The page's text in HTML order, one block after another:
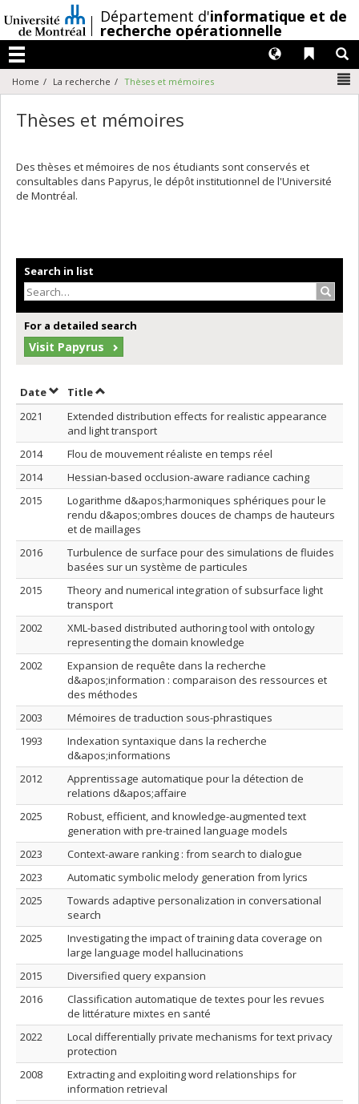
au
contenu
/Département d'informatique et de
recherche opérationnelle
Menu
Liens
Langues
Home La recherche Thèses et mémoires
Thèses et mémoires
Des thèses et mémoires de nos étudiants sont conservés et
consultables dans Papyrus, le dépôt institutionnel de l'Université
de Montréal.
Search in list
For a detailed search
Visit Papyrus
DateSort by date in descending order
TitleSort by title in descending order
2021
Extended distribution effects for realistic appearance
and light transport
2014
Flou de mouvement réaliste en temps réel
2014
Hessian-based occlusion-aware radiance caching
2015
Logarithme d&apos;harmoniques sphériques pour le
rendu d&apos;ombres douces de champs de hauteurs
et de maillages
2016
Turbulence de surface pour des simulations de fluides
basées sur un système de particules
2015
Theory and numerical integration of subsurface light
transport
2002
XML-based distributed authoring tool with ontology
representing the domain knowledge
2002
Expansion de requête dans la recherche
d&apos;information : comparaison des ressources et
des méthodes
2003
Mémoires de traduction sous-phrastiques
1993
Indexation syntaxique dans la recherche
d&apos;informations
2012
Apprentissage automatique pour la détection de
relations d&apos;affaire
2025
Robust, efficient, and knowledge-augmented text
generation with pre-trained language models
2023
Context-aware ranking : from search to dialogue
2023
Automatic symbolic melody generation from lyrics
2025
Towards adaptive personalization in conversational
search
2025
Investigating the impact of training data coverage on
large language model hallucinations
2015
Diversified query expansion
2016
Classification automatique de textes pour les revues
de littérature mixtes en santé
2022
Local differentially private mechanisms for text privacy
protection
2008
Extracting and exploiting word relationships for
information retrieval